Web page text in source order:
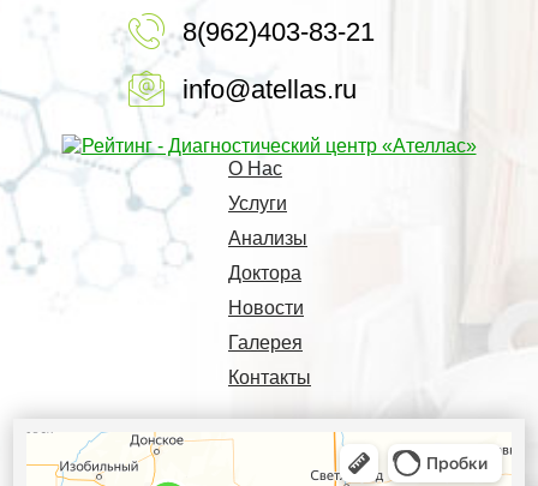
8(962)403-83-21
info@atellas.ru
О Нас
Услуги
Анализы
Доктора
Новости
Галерея
Контакты